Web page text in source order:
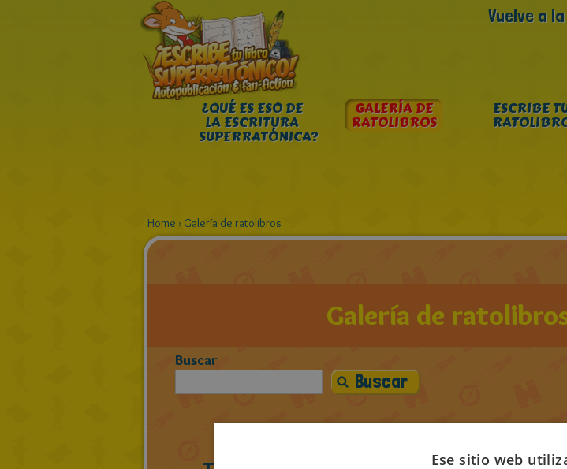
Vuelve a
¿QUÉ ES ESO DE
LA ESCRITURA
SUPERRATÓNICA?
GALERÍA DE
RATOLIBROS
ESCRIBE
Home › Galería de ratolibros
Galería de
Buscar
Ese sitio web